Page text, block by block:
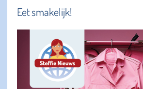
Eet smakelijk!